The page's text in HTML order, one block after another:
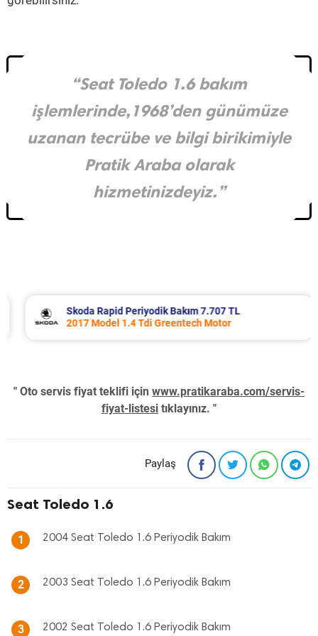
“Seat Toledo 1.6 bakım
işlemlerinde,1968’den günümüze
uzanan tecrübe ve bilgi birikimiyle
Pratik Araba olarak
hizmetinizdeyiz.”
Skoda Rapid Periyodik Bakım 7.707 TL
2017 Model 1.4 Tdi Greentech Motor
" Oto servis fiyat teklifi için www.pratikaraba.com/servis-
fiyat-listesi tıklayınız. "
Paylaş
Seat Toledo 1.6
1 2004 Seat Toledo 1.6 Periyodik Bakım
2 2003 Seat Toledo 1.6 Periyodik Bakım
3 2002 Seat Toledo 1.6 Periyodik Bakım